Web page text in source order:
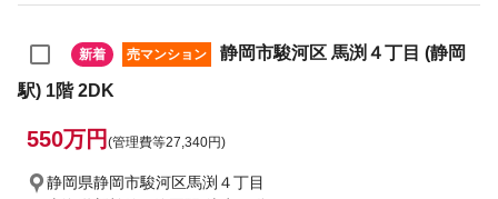
新着 売マンション
静岡市駿河区 馬渕４丁目 (静岡
駅) 1階 2DK
550万円 (管理費等27,340円)
静岡県静岡市駿河区馬渕４丁目